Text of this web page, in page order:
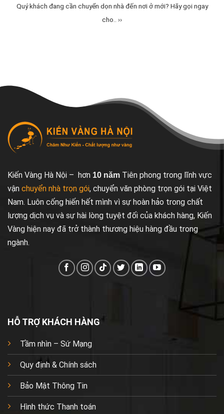
Quý khách đang cần chuyển dọn nhà đến nơi ở mới? Hãy gọi ngay
cho.. ››
Kiến Vàng Hà Nội – hơn 10 năm Tiên phong trong lĩnh vực
vận chuyển nhà trọn gói, chuyển văn phòng trọn gói tại Việt
Nam. Luôn cống hiến hết mình vì sự hoàn hảo trong chất
lượng dịch vụ và sự hài lòng tuyệt đối của khách hàng, Kiến
Vàng hiện nay đã trở thành thương hiệu hàng đầu trong
ngành.
HỖ TRỢ KHÁCH HÀNG
Tầm nhìn – Sứ Mạng
Quy định & Chính sách
Bảo Mật Thông Tin
Hình thức Thanh toán